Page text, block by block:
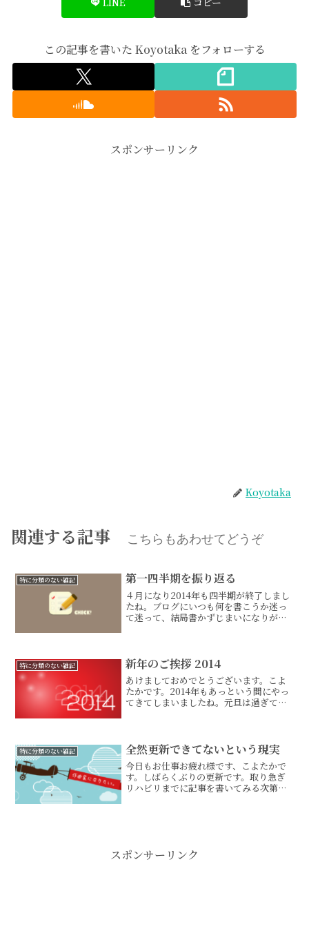
この記事を書いた Koyotaka をフォローする
スポンサーリンク
Koyotaka
関連する記事 こちらもあわせてどうぞ
特に分類のない雑記 第一四半期を振り返る
４月になり2014年も四半期が終了しまし
たね。ブログにいつも何を書こうか迷っ
て迷って、結局書かずじまいになりがち
返ろうと思います。...
特に分類のない雑記 新年のご挨拶 2014
あけましておめでとうございます。こよ
たかです。2014年もあっという間にやっ
てきてしまいましたね。元旦は過ぎてし
て、より現実的な計画...
特に分類のない雑記 全然更新できてないという現実
今日もお仕事お疲れ様です、こよたかで
す。しばらくぶりの更新です。取り急ぎ
リハビリまでに記事を書いてみる次第で
スポンサーリンク